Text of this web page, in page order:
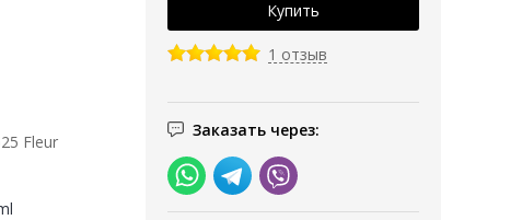
1 отзыв
Заказать через:
Fleur